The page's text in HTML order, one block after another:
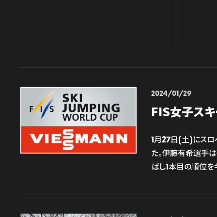
2024/01/29
FIS女子スキ
1月27日(土)にスロ
た。伊藤有希選手
ばし1本目の順位